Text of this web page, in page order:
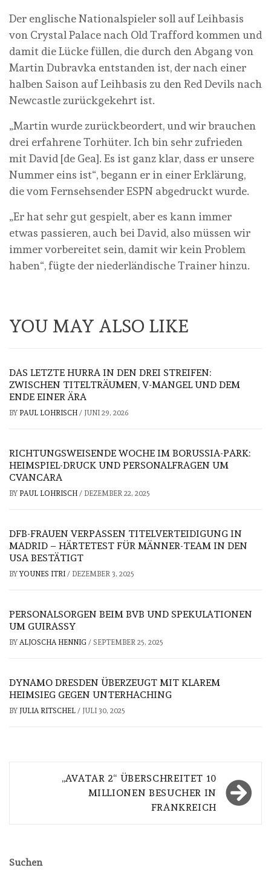
Der englische Nationalspieler soll auf Leihbasis
von Crystal Palace nach Old Trafford kommen und
damit die Lücke füllen, die durch den Abgang von
Martin Dubravka entstanden ist, der nach einer
halben Saison auf Leihbasis zu den Red Devils nach
Newcastle zurückgekehrt ist.
„Martin wurde zurückbeordert, und wir brauchen
drei erfahrene Torhüter. Ich bin sehr zufrieden
mit David [de Gea]. Es ist ganz klar, dass er unsere
Nummer eins ist“, begann er in einer Erklärung,
die vom Fernsehsender ESPN abgedruckt wurde.
„Er hat sehr gut gespielt, aber es kann immer
etwas passieren, auch bei David, also müssen wir
immer vorbereitet sein, damit wir kein Problem
haben“, fügte der niederländische Trainer hinzu.
YOU MAY ALSO LIKE
DAS LETZTE HURRA IN DEN DREI STREIFEN:
ZWISCHEN TITELTRÄUMEN, V-MANGEL UND DEM
ENDE EINER ÄRA
BY PAUL LOHRISCH / JUNI 29, 2026
RICHTUNGSWEISENDE WOCHE IM BORUSSIA-PARK:
HEIMSPIEL-DRUCK UND PERSONALFRAGEN UM
CVANCARA
BY PAUL LOHRISCH / DEZEMBER 22, 2025
DFB-FRAUEN VERPASSEN TITELVERTEIDIGUNG IN
MADRID – HÄRTETEST FÜR MÄNNER-TEAM IN DEN
USA BESTÄTIGT
BY YOUNES ITRI / DEZEMBER 3, 2025
PERSONALSORGEN BEIM BVB UND SPEKULATIONEN
UM GUIRASSY
BY ALJOSCHA HENNIG / SEPTEMBER 25, 2025
DYNAMO DRESDEN ÜBERZEUGT MIT KLAREM
HEIMSIEG GEGEN UNTERHACHING
BY JULIA RITSCHEL / JULI 30, 2025
Beitragsnavigation
„AVATAR 2“ ÜBERSCHREITET 10
MILLIONEN BESUCHER IN
FRANKREICH
Suchen